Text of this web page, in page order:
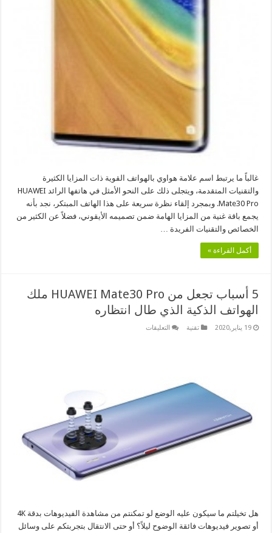
غالباً ما يرتبط اسم علامة هواوي بالهواتف القوية ذات المزايا الكثيرة
والتقنيات المتقدمة، ويتجلى ذلك على النحو الأمثل في هاتفها الرائد HUAWEI
Mate30 Pro. وبمجرد إلقاء نظرة سريعة على هذا الهاتف المبتكر، نجد بأنه
يجمع باقة غنية من المزايا الهامة ضمن تصميمه الأيقوني، فضلاً عن الكثير من
الخصائص والتقنيات الفريدة …
أكمل القراءة »
5 أسباب تجعل من HUAWEI Mate30 Pro ملك
الهواتف الذكية الذي طال انتظاره
19 يناير,2020 تقنية التعليقاتعلى
الهواتف
الذكية
انتظاره
مغلقة
هل تخيلتم ما سيكون عليه الوضع لو تمكنتم من مشاهدة الفيديوهات بدقة 4K
أو تصوير فيديوهات فائقة الوضوح ليلاً؟ أو حتى الانتقال بتجربتكم على وسائل